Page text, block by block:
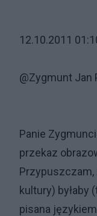
12.10.2011
@Zygmunt Jan
Panie
przekaz
Przypuszczam,
kultury) byłaby
pisana